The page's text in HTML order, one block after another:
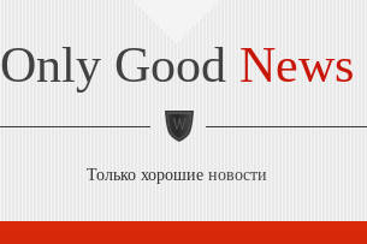
Only Good News
Только хорошие новости